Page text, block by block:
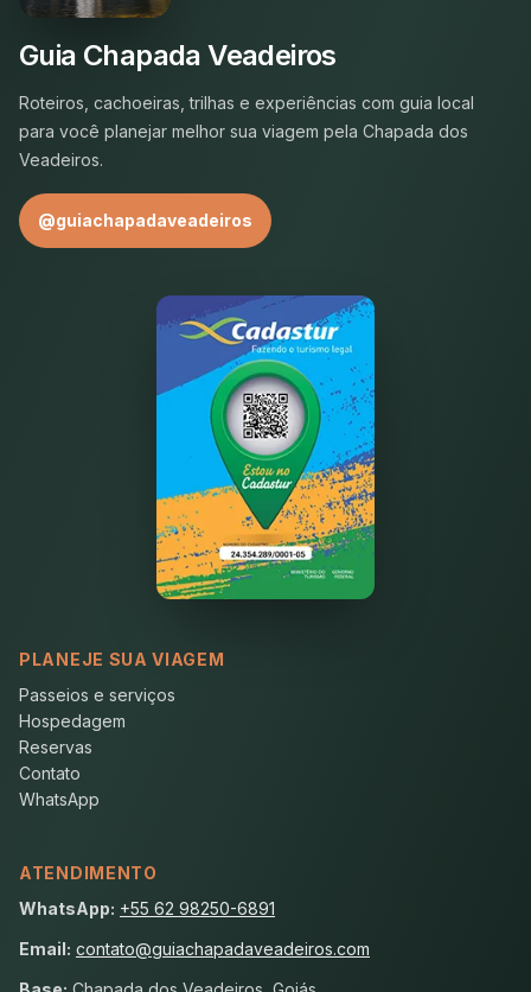
Guia Chapada Veadeiros
Roteiros, cachoeiras, trilhas e experiências com guia local
para você planejar melhor sua viagem pela Chapada dos
Veadeiros.
@guiachapadaveadeiros
PLANEJE SUA VIAGEM
Passeios e serviços
Hospedagem
Reservas
Contato
WhatsApp
ATENDIMENTO
WhatsApp: +55 62 98250-6891
Email: contato@guiachapadaveadeiros.com